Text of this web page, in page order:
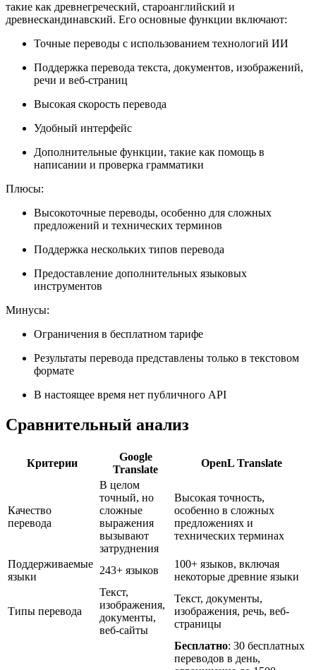
такие как древнегреческий, староанглийский и
древнескандинавский. Его основные функции включают:
Точные переводы с использованием технологий ИИ
Поддержка перевода текста, документов, изображений,
речи и веб-страниц
Высокая скорость перевода
Удобный интерфейс
Дополнительные функции, такие как помощь в
написании и проверка грамматики
Плюсы:
Высокоточные переводы, особенно для сложных
предложений и технических терминов
Поддержка нескольких типов перевода
Предоставление дополнительных языковых
инструментов
Минусы:
Ограничения в бесплатном тарифе
Результаты перевода представлены только в текстовом
формате
В настоящее время нет публичного API
Сравнительный анализ
Критерии
Google
Translate
OpenL Translate
Качество
перевода
В целом
точный, но
сложные
выражения
вызывают
затруднения
Высокая точность,
особенно в сложных
предложениях и
технических терминах
Поддерживаемые
языки
243+ языков
100+ языков, включая
некоторые древние языки
Типы перевода
Текст,
изображения,
документы,
веб-сайты
Текст, документы,
изображения, речь, веб-
страницы
Бесплатно: 30 бесплатных
переводов в день,